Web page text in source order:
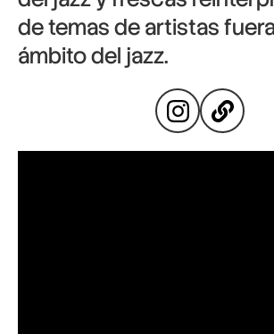
de temas de artistas
ámbito del jazz.